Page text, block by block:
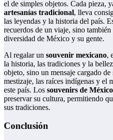
el de simples objetos. Cada pieza,
artesanías tradicional, lleva
las leyendas y la historia del país.
recuerdos de un viaje, sino
diversidad de México y su gente.
Al regalar un souvenir mexicano,
la historia, las tradiciones y la
objeto, sino un mensaje cargado
mestizaje, las raíces indígenas y el
este país. Los souvenirs de México
preservar su cultura, permitiendo
sus tradiciones.
Conclusión